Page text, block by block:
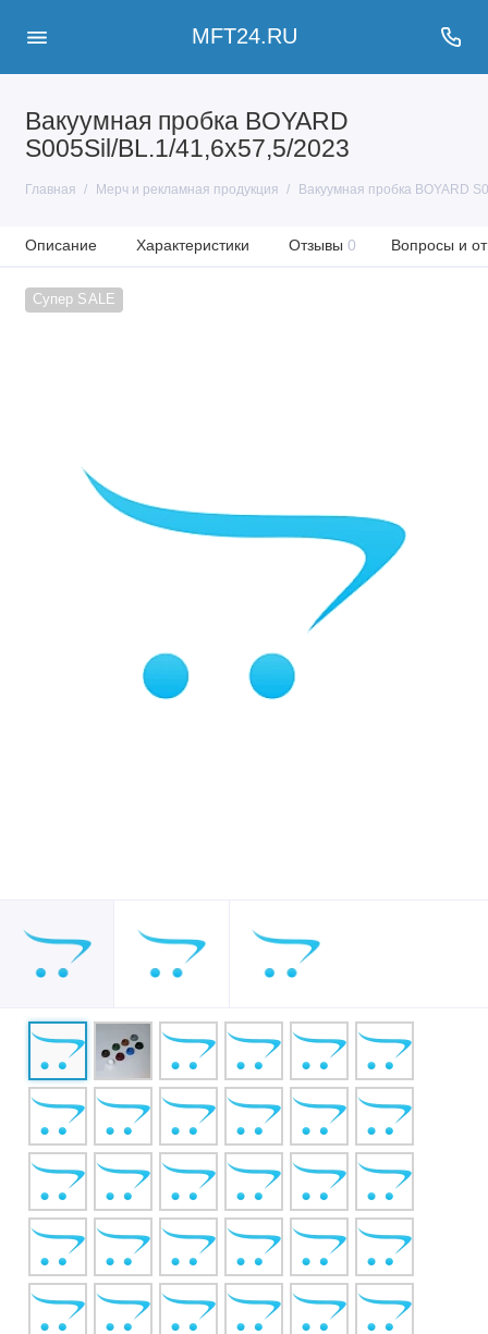
MFT24.RU
Вакуумная пробка BOYARD
S005Sil/BL.1/41,6х57,5/2023
Главная Мерч и рекламная продукция Вакуумная пробка BOYARD
Описание Характеристики Отзывы 0 Вопросы и
Супер SALE